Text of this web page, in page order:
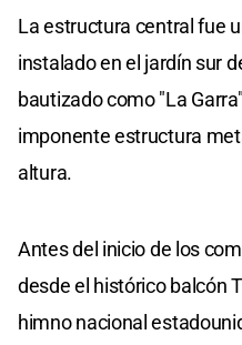
La estructura central fue
instalado en el jardín sur
bautizado como "La
imponente estructura
altura.
Antes del inicio de los
desde el histórico balcón
himno nacional